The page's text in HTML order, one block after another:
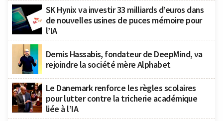
SK Hynix va investir 33 milliards d’euros dans
de nouvelles usines de puces mémoire pour
l’IA
Demis Hassabis, fondateur de DeepMind, va
rejoindre la société mère Alphabet
Le Danemark renforce les règles scolaires
pour lutter contre la tricherie académique
liée à l’IA